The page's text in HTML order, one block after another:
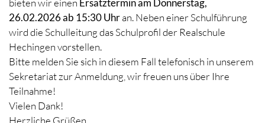
bieten wir einen Ersatztermin am Donnerstag,
26.02.2026 ab 15:30 Uhran. Neben einer Schulführung
wird die Schulleitung das Schulprofil der Realschule
Hechingen vorstellen.
Bitte melden Sie sich in diesem Fall telefonisch in unserem
Sekretariat zur Anmeldung, wir freuen uns über Ihre
Teilnahme!
Vielen Dank!
Herzliche Grüßen